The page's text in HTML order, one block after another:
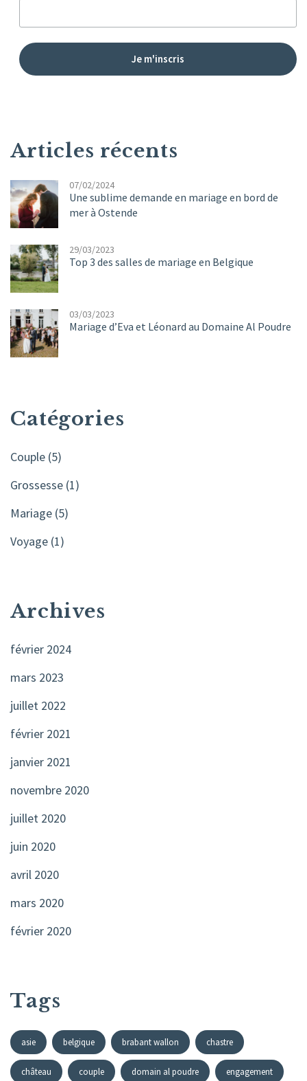
Articles récents
07/02/2024
Une sublime demande en mariage en bord de
mer à Ostende
29/03/2023
Top 3 des salles de mariage en Belgique
03/03/2023
Mariage d’Eva et Léonard au Domaine Al Poudre
Catégories
Couple (5)
Grossesse (1)
Mariage (5)
Voyage (1)
Archives
février 2024
mars 2023
juillet 2022
février 2021
janvier 2021
novembre 2020
juillet 2020
juin 2020
avril 2020
mars 2020
février 2020
Tags
asie belgique brabant wallon chastre
château couple domain al poudre engagement